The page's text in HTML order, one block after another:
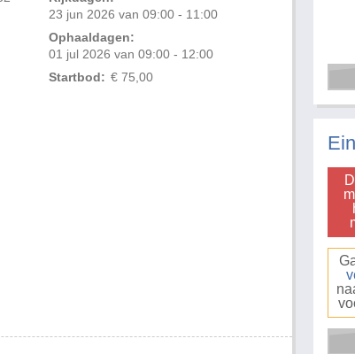
23 jun 2026 van 09:00 - 11:00
Ophaaldagen:
01 jul 2026 van 09:00 - 12:00
Startbod: € 75,00